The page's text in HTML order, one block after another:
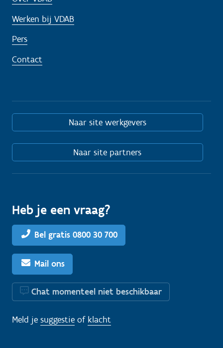
Werken bij VDAB
Pers
Contact
Naar site werkgevers
Naar site partners
Heb je een vraag?
Bel gratis 0800 30 700
Mail ons
Chat momenteel niet beschikbaar
Meld je suggestie of klacht